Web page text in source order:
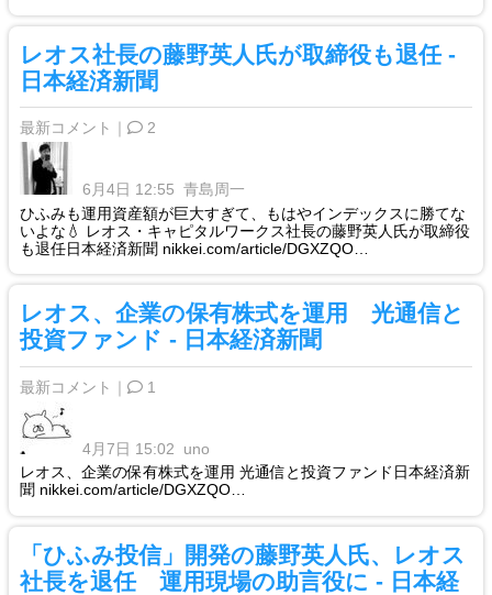
レオス社長の藤野英人氏が取締役も退任 -
日本経済新聞
最新コメント｜ 2
6月4日 12:55 青島周一
ひふみも運用資産額が巨大すぎて、もはやインデックスに勝てな
いよな💧 レオス・キャピタルワークス社長の藤野英人氏が取締役
も退任日本経済新聞 nikkei.com/article/DGXZQO…
レオス、企業の保有株式を運用 光通信と
投資ファンド - 日本経済新聞
最新コメント｜ 1
4月7日 15:02
uno
レオス、企業の保有株式を運用 光通信と投資ファンド日本経済新
聞 nikkei.com/article/DGXZQO…
「ひふみ投信」開発の藤野英人氏、レオス
社長を退任 運用現場の助言役に - 日本経